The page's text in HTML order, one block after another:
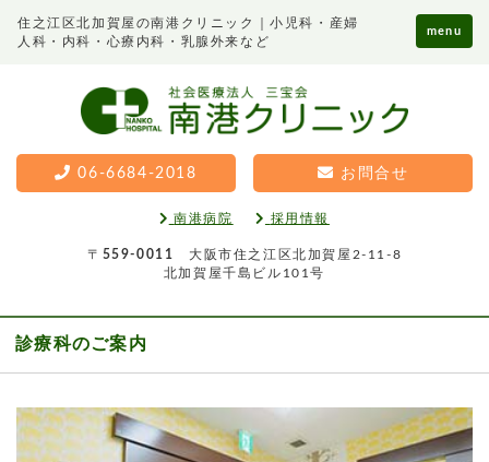
住之江区北加賀屋の南港クリニック｜小児科・産婦
人科・内科・心療内科・乳腺外来など
menu
06-6684-2018 お問合せ
南港病院 採用情報
〒 559-0011 大阪市住之江区北加賀屋2-11-8
北加賀屋千島ビル101号
診療科のご案内